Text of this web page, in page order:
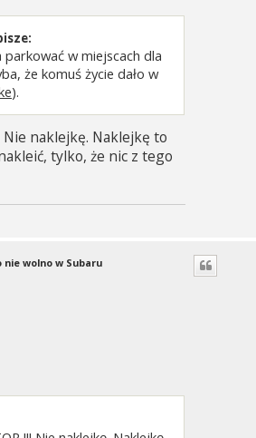
parkować w miejscach dla
że komuś życie dało w
).
Nie naklejkę. Naklejkę to
tylko, że nic z tego
nie wolno w Subaru